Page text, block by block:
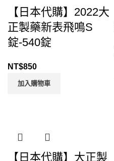
【日本代購】2022大
正製藥新表飛鳴S
錠-540錠
NT$850
加入購物車
【日本代購】大正製